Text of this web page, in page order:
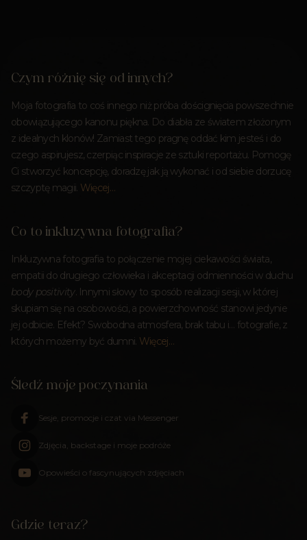
Czym różnię się od innych?
Moja fotografia to coś innego niż próba doścignięcia powszechnie
obowiązującego kanonu piękna. Do diabła ze światem złożonym
z idealnych klonów! Zamiast tego pragnę oddać kim jesteś i do
czego aspirujesz, czerpiąc inspiracje ze sztuki reportażu. Pomogę
Ci stworzyć koncepcję, doradzę jak ją wykonać i od siebie dorzucę
szczyptę magii. Więcej…
Co to inkluzywna fotografia?
Inkluzywna fotografia to połączenie mojej ciekawości świata,
empatii do drugiego człowieka i akceptacji odmienności w duchu
body positivity. Innymi słowy to sposób realizacji sesji, w której
skupiam się na osobowości, a powierzchowność stanowi jedynie
jej odbicie. Efekt? Swobodna atmosfera, brak tabu i… fotografie, z
których możemy być dumni. Więcej…
Śledź moje poczynania
Sesje, promocje i czat via Messenger
Zdjęcia, backstage i moje podróże
Opowieści o fascynujących zdjęciach
Gdzie teraz?